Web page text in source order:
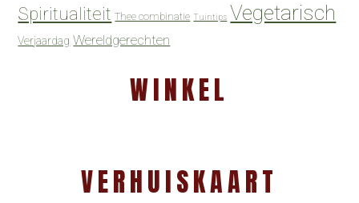
Spiritualiteit Thee combinatie Tuintips Vegetarisch
Verjaardag Wereldgerechten
WINKEL
VERHUISKAART